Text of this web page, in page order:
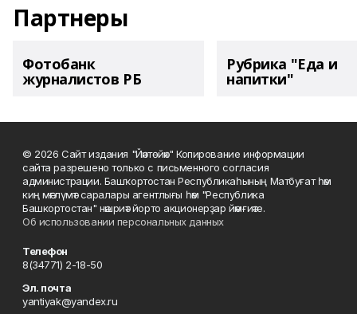
Партнеры
Фотобанк
журналистов РБ
Рубрика "Еда и
напитки"
© 2026 Сайт издания "Йәнтөйәк" Копирование информации
сайта разрешено только с письменного согласия
администрации. Башҡортостан Республикаһының Матбуғат һәм
киң мәғлүмәт саралары агентлығы һәм "Республика
Башкортостан" нәшриәт йорто акционерҙар йәмғиәте.
Об использовании персональных данных
Телефон
8(34771) 2-18-50
Эл. почта
yantiyak@yandex.ru